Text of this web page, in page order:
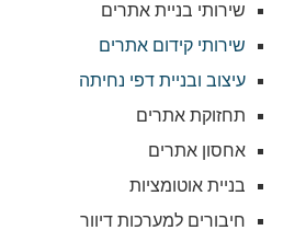
שירותי בניית אתרים
שירותי קידום אתרים
עיצוב ובניית דפי נחיתה
תחזוקת אתרים
אחסון אתרים
בניית אוטומציות
חיבורים למערכות דיוור